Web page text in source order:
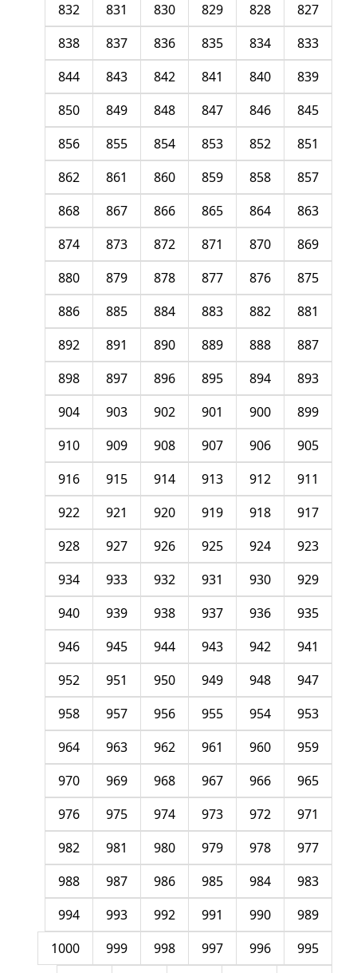
827
828
829
830
831
832
833
834
835
836
837
838
839
840
841
842
843
844
845
846
847
848
849
850
851
852
853
854
855
856
857
858
859
860
861
862
863
864
865
866
867
868
869
870
871
872
873
874
875
876
877
878
879
880
881
882
883
884
885
886
887
888
889
890
891
892
893
894
895
896
897
898
899
900
901
902
903
904
905
906
907
908
909
910
911
912
913
914
915
916
917
918
919
920
921
922
923
924
925
926
927
928
929
930
931
932
933
934
935
936
937
938
939
940
941
942
943
944
945
946
947
948
949
950
951
952
953
954
955
956
957
958
959
960
961
962
963
964
965
966
967
968
969
970
971
972
973
974
975
976
977
978
979
980
981
982
983
984
985
986
987
988
989
990
991
992
993
994
995
996
997
998
999
1000